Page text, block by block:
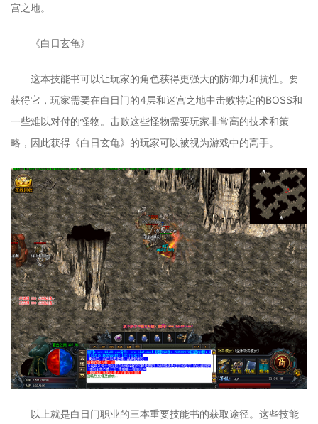
宫之地。
《白日玄龟》
这本技能书可以让玩家的角色获得更强大的防御力和抗性。要
获得它，玩家需要在白日门的4层和迷宫之地中击败特定的BOSS和
一些难以对付的怪物。击败这些怪物需要玩家非常高的技术和策
略，因此获得《白日玄龟》的玩家可以被视为游戏中的高手。
以上就是白日门职业的三本重要技能书的获取途径。这些技能